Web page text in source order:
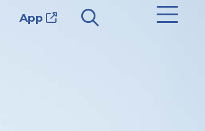
App